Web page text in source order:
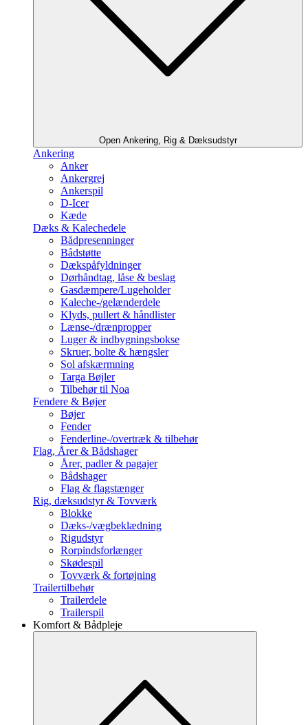
Open Ankering, Rig & Dæksudstyr
Ankering
Anker
Ankergrej
Ankerspil
D-Icer
Kæde
Dæks & Kalechedele
Bådpresenninger
Bådstøtte
Dækspåfyldninger
Dørhåndtag, låse & beslag
Gasdæmpere/Lugeholder
Kaleche-/gelænderdele
Klyds, pullert & håndlister
Lænse-/drænpropper
Luger & indbygningsbokse
Skruer, bolte & hængsler
Sol afskærmning
Targa Bøjler
Tilbehør til Noa
Fendere & Bøjer
Bøjer
Fender
Fenderline-/overtræk & tilbehør
Flag, Årer & Bådshager
Årer, padler & pagajer
Bådshager
Flag & flagstænger
Rig, dæksudstyr & Tovværk
Blokke
Dæks-/vægbeklædning
Rigudstyr
Rorpindsforlænger
Skødespil
Tovværk & fortøjning
Trailertilbehør
Trailerdele
Trailerspil
Komfort & Bådpleje